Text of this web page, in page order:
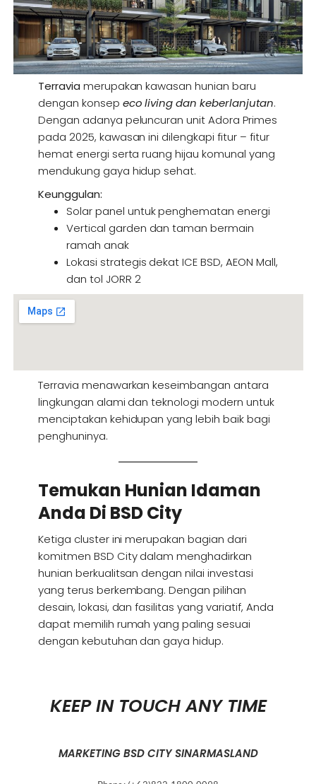
Terravia merupakan kawasan hunian baru
dengan konsep eco living dan keberlanjutan.
Dengan adanya peluncuran unit Adora Primes
pada 2025, kawasan ini dilengkapi fitur – fitur
hemat energi serta ruang hijau komunal yang
mendukung gaya hidup sehat.
Keunggulan:
Solar panel untuk penghematan energi
Vertical garden dan taman bermain
ramah anak
Lokasi strategis dekat ICE BSD, AEON Mall,
dan tol JORR 2
Terravia menawarkan keseimbangan antara
lingkungan alami dan teknologi modern untuk
menciptakan kehidupan yang lebih baik bagi
penghuninya.
Temukan Hunian Idaman
Anda Di BSD City
Ketiga cluster ini merupakan bagian dari
komitmen BSD City dalam menghadirkan
hunian berkualitsan dengan nilai investasi
yang terus berkembang. Dengan pilihan
desain, lokasi, dan fasilitas yang variatif, Anda
dapat memilih rumah yang paling sesuai
dengan kebutuhan dan gaya hidup.
KEEP IN TOUCH ANY TIME
MARKETING BSD CITY SINARMASLAND